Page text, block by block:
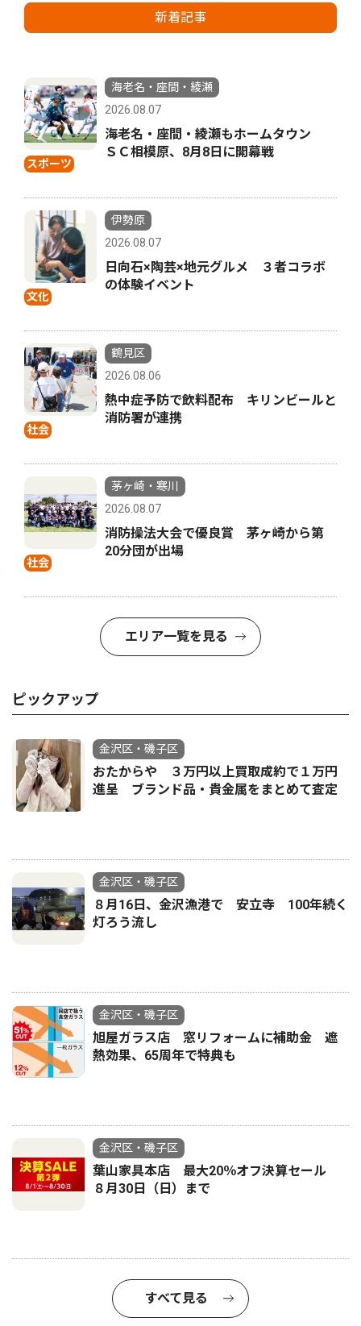
新着記事
スポーツ
海老名・座間・綾瀬
2026.08.07
海老名・座間・綾瀬もホームタウン
ＳＣ相模原、8月8日に開幕戦
文化
伊勢原
2026.08.07
日向石×陶芸×地元グルメ ３者コラボ
の体験イベント
社会
鶴見区
2026.08.06
熱中症予防で飲料配布 キリンビールと
消防署が連携
社会
茅ヶ崎・寒川
2026.08.07
消防操法大会で優良賞 茅ヶ崎から第
20分団が出場
エリア一覧を見る
ピックアップ
金沢区・磯子区
おたからや ３万円以上買取成約で１万円
進呈 ブランド品・貴金属をまとめて査定
金沢区・磯子区
８月16日、金沢漁港で 安立寺 100年続く
灯ろう流し
金沢区・磯子区
旭屋ガラス店 窓リフォームに補助金 遮
熱効果、65周年で特典も
金沢区・磯子区
葉山家具本店 最大20％オフ決算セール
８月30日（日）まで
すべて見る